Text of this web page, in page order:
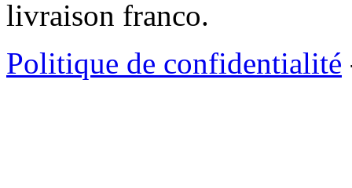
livraison franco.
Politique de confidentialité